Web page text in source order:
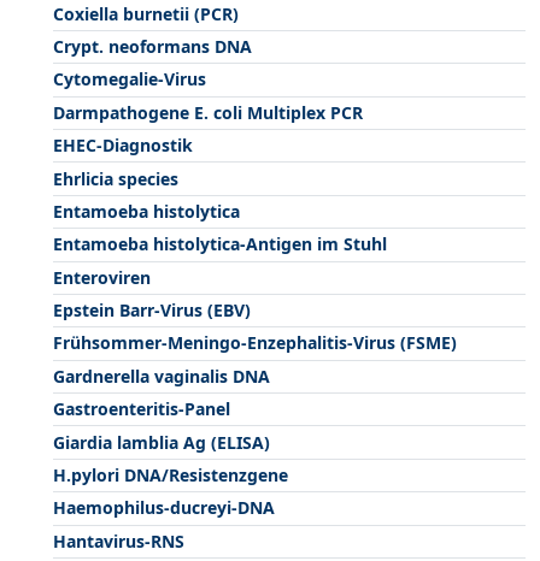
Coxiella burnetii (PCR)
Crypt. neoformans DNA
Cytomegalie-Virus
Darmpathogene E. coli Multiplex PCR
EHEC-Diagnostik
Ehrlicia species
Entamoeba histolytica
Entamoeba histolytica-Antigen im Stuhl
Enteroviren
Epstein Barr-Virus (EBV)
Frühsommer-Meningo-Enzephalitis-Virus (FSME)
Gardnerella vaginalis DNA
Gastroenteritis-Panel
Giardia lamblia Ag (ELISA)
H.pylori DNA/Resistenzgene
Haemophilus-ducreyi-DNA
Hantavirus-RNS